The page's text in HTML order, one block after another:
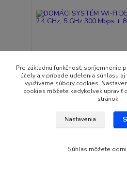
DOMÁCI SYSTÉM WI-FI DECO-
56,11 EUR
Pre základnú funkčnosť, spríjemnenie
účely a v prípade udelenia súhlasu
využívame súbory cookies.
cookies môžete kedykoľvek upraviť
stránok.
Nastavenia
Súhlas môžete